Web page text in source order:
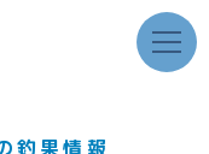
果情報